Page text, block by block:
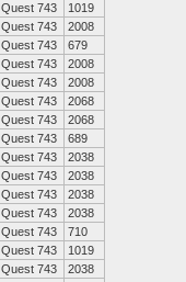
Quest 743
1019
Quest 743
2008
Quest 743
679
Quest 743
2008
Quest 743
2008
Quest 743
2068
Quest 743
2068
Quest 743
689
Quest 743
2038
Quest 743
2038
Quest 743
2038
Quest 743
2038
Quest 743
710
Quest 743
1019
Quest 743
2038